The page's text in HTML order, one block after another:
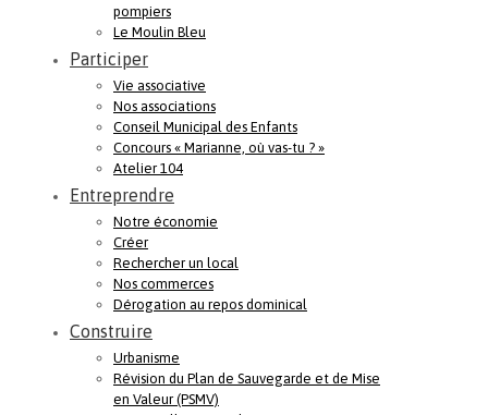
pompiers
Le Moulin Bleu
Participer
Vie associative
Nos associations
Conseil Municipal des Enfants
Concours « Marianne, où vas-tu ? »
Atelier 104
Entreprendre
Notre économie
Créer
Rechercher un local
Nos commerces
Dérogation au repos dominical
Construire
Urbanisme
Révision du Plan de Sauvegarde et de Mise
en Valeur (PSMV)